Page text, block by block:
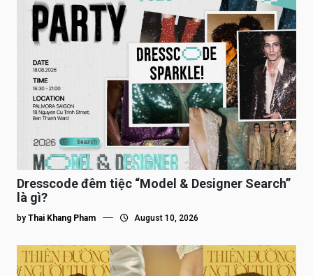
Dresscode đêm tiệc “Model & Designer Search”
là gì?
by Thai Khang Pham August 10, 2026